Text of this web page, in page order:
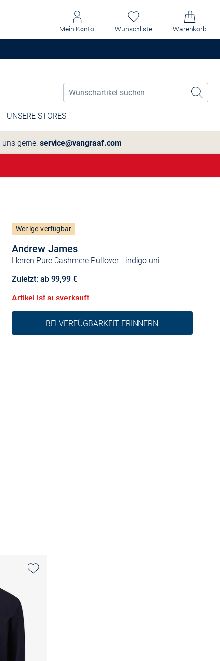
Mein Konto Wunschliste Warenkorb
UNSERE STORES
gerne: service@vangraaf.com
Andrew James
Herren Pure Cashmere Pullover- indigo uni
Wenige verfügbar
Zuletzt: ab 99,99 €
Artikel ist ausverkauft
BEI VERFÜGBARKEIT ERINNERN